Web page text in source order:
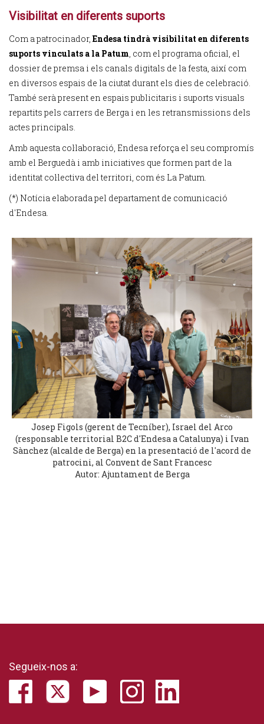
Visibilitat en diferents suports
Com a patrocinador, Endesa tindrà visibilitat en diferents
suports vinculats a la Patum, com el programa oficial, el
dossier de premsa i els canals digitals de la festa, així com
en diversos espais de la ciutat durant els dies de celebració.
També serà present en espais publicitaris i suports visuals
repartits pels carrers de Berga i en les retransmissions dels
actes principals.
Amb aquesta col·laboració, Endesa reforça el seu compromís
amb el Berguedà i amb iniciatives que formen part de la
identitat col·lectiva del territori, com és La Patum.
(*) Notícia elaborada pel departament de comunicació
d'Endesa.
Josep Figols (gerent de Tecníber), Israel del Arco
(responsable territorial B2C d'Endesa a Catalunya) i Ivan
Sànchez (alcalde de Berga) en la presentació de l'acord de
patrocini, al Convent de Sant Francesc
Autor: Ajuntament de Berga
Segueix-nos a: